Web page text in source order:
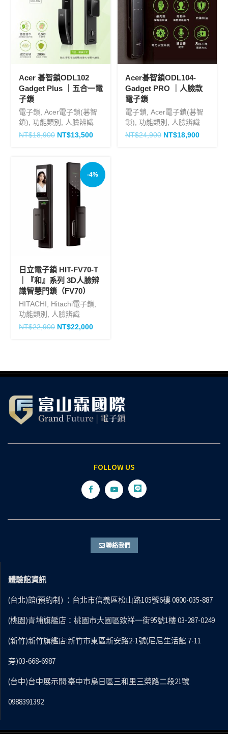
Acer 碁智鎖ODL102
Gadget Plus ｜五合一電
子鎖
電子鎖 Acer電子鎖(碁智
鎖) 功能類別
人臉辨識
NT$18,900 NT$13,500
Acer碁智鎖ODL104-
Gadget PRO ｜人臉款
電子鎖
電子鎖 Acer電子鎖(碁智
鎖) 功能類別
人臉辨識
NT$24,900 NT$18,900
-4%
日立電子鎖 HIT-FV70-T
｜『和』系列 3D人臉辨
識智慧門鎖（FV70）
HITACHI Hitachi電子鎖
功能類別
人臉辨識
NT$22,900 NT$22,000
FOLLOW US
聯絡我們
體驗館資訊
(台北)館(預約制) ：台北市信義區松山路105號6樓 0800-035-887
(桃園)青埔旗艦店：桃園市大園區致祥一街95號1樓 03-287-0249
(新竹)新竹旗艦店:新竹市東區新安路2-1號(尼尼生活館 7-11
旁)03-668-6987
(台中)台中展示間:臺中市烏日區三和里三榮路二段21號
0988391392